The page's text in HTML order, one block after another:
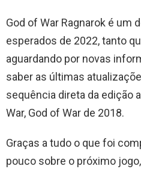
God of War Ragnarok é um
esperados de 2022, tanto
aguardando por novas
saber as últimas
sequência direta da edição
War, God of War de 2018.
Graças a tudo o que foi
pouco sobre o próximo